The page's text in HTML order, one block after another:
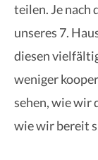
teilen. Je nach
unseres 7.
diesen
weniger
sehen, wie wir
wie wir bereit